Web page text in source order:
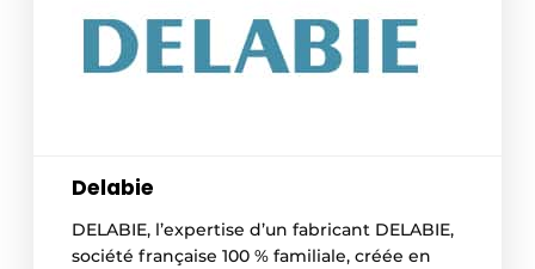
Delabie
DELABIE, l’expertise d’un fabricant DELABIE,
société française 100 % familiale, créée en